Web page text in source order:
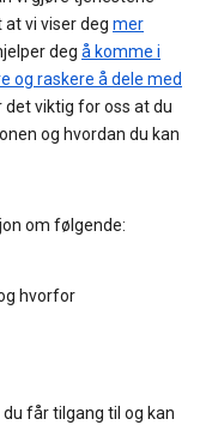
vi viser deg mer
deg å komme i
og raskere å dele med
det viktig for oss at du
og hvordan du kan
om følgende:
hvorfor
får tilgang til og kan